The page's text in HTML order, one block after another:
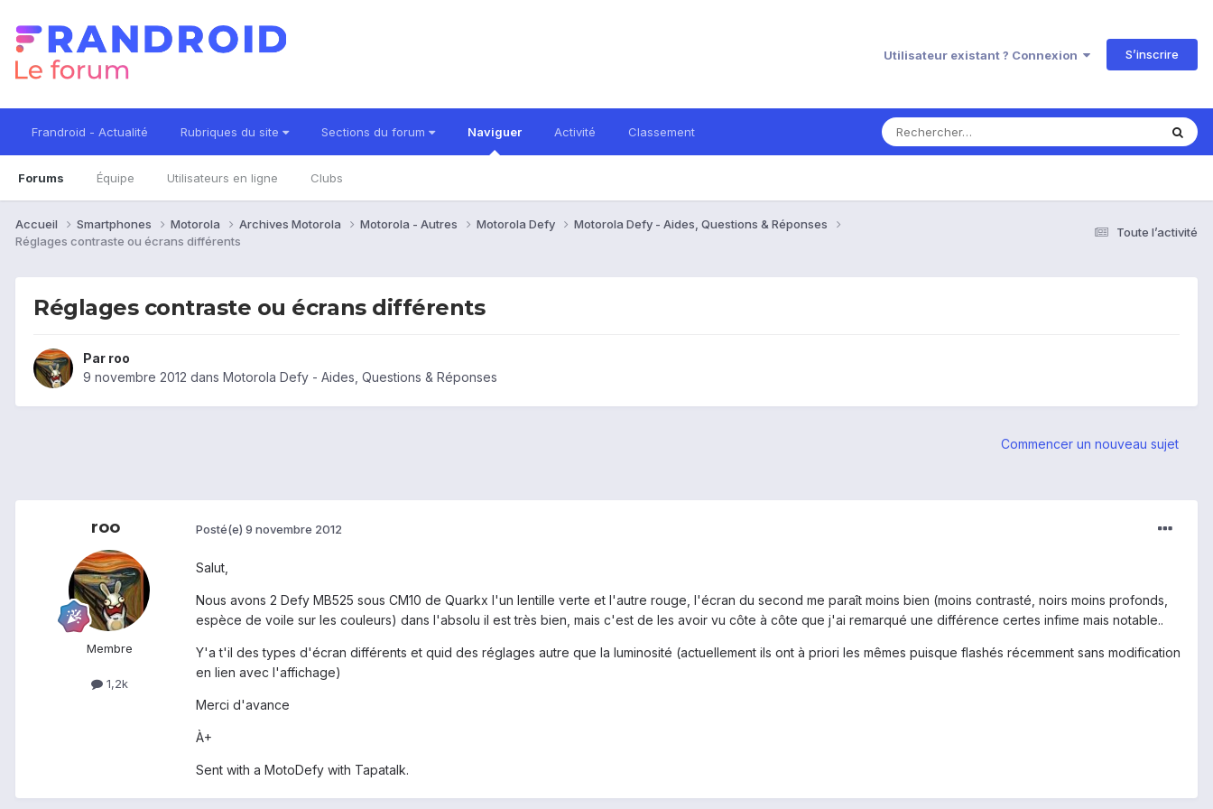
Utilisateur existant ? Connexion S’inscrire
Frandroid - Actualité Rubriques du site Sections du forum Naviguer
Forums Équipe Utilisateurs en ligne Clubs
Activité Classement
Toute l’activité
Accueil Smartphones Motorola Archives Motorola Motorola - Autres Motorola Defy
Motorola Defy - Aides, Questions & Réponses
Réglages contraste ou écrans différents
Réglages contraste ou écrans différents
Par roo
9 novembre 2012 dans Motorola Defy - Aides, Questions & Réponses
Commencer un nouveau sujet
roo
Membre
1,2k
Posté(e) 9 novembre 2012
Salut,
Nous avons 2 Defy MB525 sous CM10 de Quarkx l'un lentille verte et l'autre rouge, l'écran du second me paraît moins bien (moins contrasté, noirs moins profonds,
espèce de voile sur les couleurs) dans l'absolu il est très bien, mais c'est de les avoir vu côte à côte que j'ai remarqué une différence certes infime mais notable..
Y'a t'il des types d'écran différents et quid des réglages autre que la luminosité (actuellement ils ont à priori les mêmes puisque flashés récemment sans modification
en lien avec l'affichage)
Merci d'avance
À+
Sent with a MotoDefy with Tapatalk.